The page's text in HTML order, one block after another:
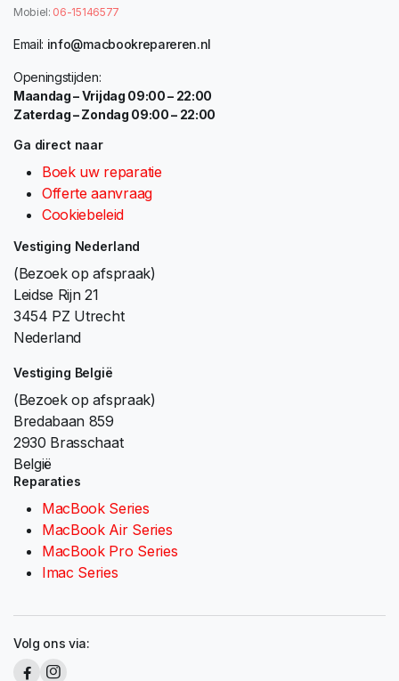
Mobiel: 06-15146577
Email: info@macbookrepareren.nl
Openingstijden:
Maandag – Vrijdag 09:00 – 22:00
Zaterdag – Zondag 09:00 – 22:00
Ga direct naar
Boek uw reparatie
Offerte aanvraag
Cookiebeleid
Vestiging Nederland
(Bezoek op afspraak)
Leidse Rijn 21
3454 PZ Utrecht
Nederland
Vestiging België
(Bezoek op afspraak)
Bredabaan 859
2930 Brasschaat
België
Reparaties
MacBook Series
MacBook Air Series
MacBook Pro Series
Imac Series
Volg ons via: